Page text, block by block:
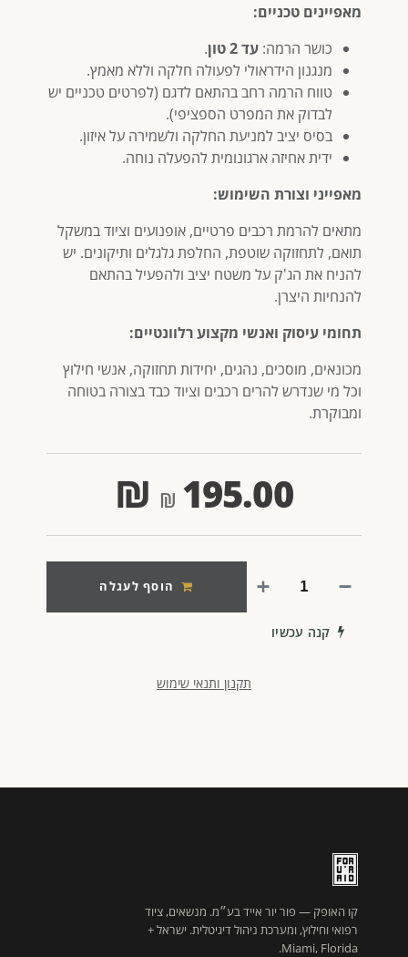
מאפיינים טכניים:
כושר הרמה: עד 2 טון
.
מנגנון הידראולי לפעולה חלקה וללא מאמץ.
טווח הרמה רחב בהתאם לדגם (לפרטים טכניים יש
לבדוק את המפרט הספציפי).
בסיס יציב למניעת החלקה ולשמירה על איזון.
ידית אחיזה ארגונומית להפעלה נוחה.
מאפייני וצורת השימוש:
מתאים להרמת רכבים פרטיים, אופנועים וציוד במשקל
תואם, לתחזוקה שוטפת, החלפת גלגלים ותיקונים. יש
להניח את הג'ק על משטח יציב ולהפעיל בהתאם
להנחיות היצרן.
תחומי עיסוק ואנשי מקצוע רלוונטיים:
מכונאים, מוסכים, נהגים, יחידות תחזוקה, אנשי חילוץ
וכל מי שנדרש להרים רכבים וציוד כבד בצורה בטוחה
ומבוקרת.
195.00
₪
הוסף לעגלה
קנה עכשיו
תקנון ותנאי שימוש
קו האופק — פור יור אייד בע״מ. מנשאים, ציוד
רפואי וחילוץ, ומערכת ניהול דיגיטלית. ישראל +
Miami, Florida.